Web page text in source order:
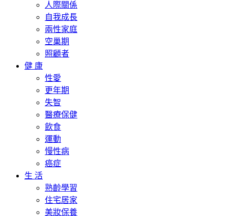
人際關係
自我成長
兩性家庭
空巢期
照顧者
健 康
性愛
更年期
失智
醫療保健
飲食
運動
慢性病
癌症
生 活
熟齡學習
住宅居家
美妝保養